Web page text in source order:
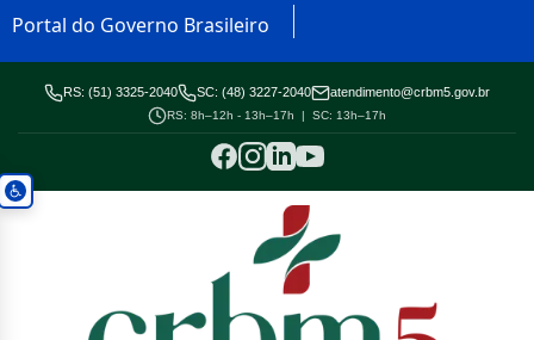
Portal do Governo Brasileiro
RS: (51) 3325-2040 SC: (48) 3227-2040 atendimento@crbm5.gov.br
RS: 8h–12h - 13h–17h | SC: 13h–17h